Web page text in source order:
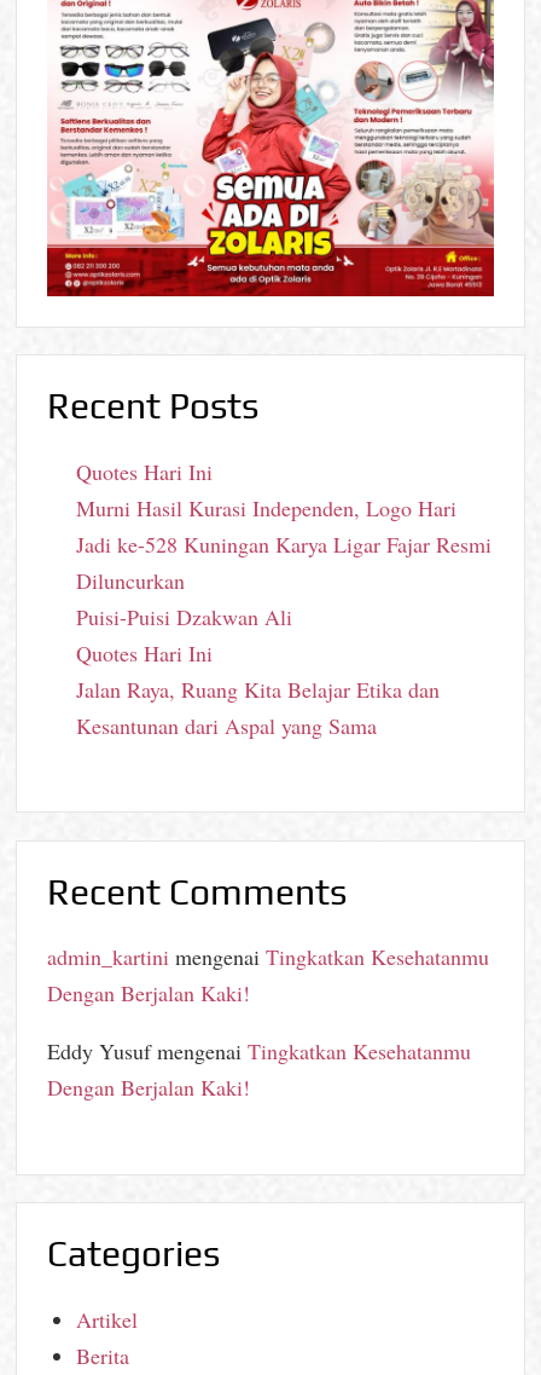
Recent Posts
Quotes Hari Ini
Murni Hasil Kurasi Independen, Logo Hari
Jadi ke-528 Kuningan Karya Ligar Fajar Resmi
Diluncurkan
Puisi-Puisi Dzakwan Ali
Quotes Hari Ini
Jalan Raya, Ruang Kita Belajar Etika dan
Kesantunan dari Aspal yang Sama
Recent Comments
admin_kartini mengenaiTingkatkan Kesehatanmu
Dengan Berjalan Kaki!
Eddy YusufmengenaiTingkatkan Kesehatanmu
Dengan Berjalan Kaki!
Categories
Artikel
Berita